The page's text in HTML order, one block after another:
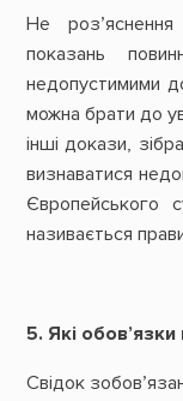
Не
показань
недопустимими
можна брати до
інші докази,
визнаватися
Європейського
називається
5. Які
Свідок